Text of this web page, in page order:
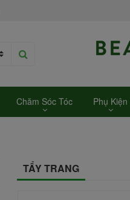
Chăm Sóc Tóc Phụ Kiện
TẨY TRANG